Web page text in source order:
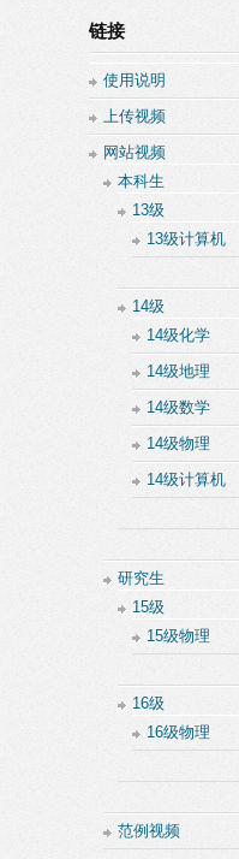
链接
使用说明
上传视频
网站视频
本科生
13级
13级计算机
14级
14级化学
14级地理
14级数学
14级物理
14级计算机
研究生
15级
15级物理
16级
16级物理
范例视频